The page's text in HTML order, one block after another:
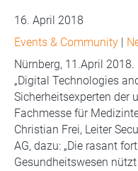
16. April 2018
Events & Community
Nürnberg, 11.April
„Digital Technologies
Sicherheitsexperten der
Fachmesse für
Christian Frei, Leiter
AG, dazu: „Die rasant
Gesundheitswesen